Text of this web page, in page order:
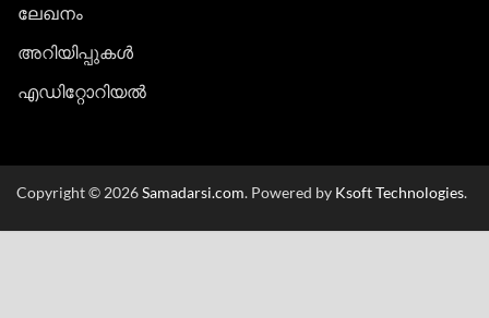
ലേഖനം
അറിയിപ്പുകള്‍
എഡിറ്റോറിയല്‍
Copyright © 2026Samadarsi.com. Powered by Ksoft Technologies.